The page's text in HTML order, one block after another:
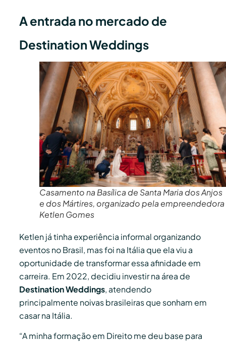
A entrada no mercado de
Destination Weddings
Casamento na Basílica de Santa Maria dos Anjos
e dos Mártires, organizado pela empreendedora
Ketlen Gomes
Ketlen já tinha experiência informal organizando
eventosno Brasil, mas foi na Itália que ela viu a
oportunidade de transformar essa afinidade em
carreira. Em 2022, decidiu investir na área de
Destination Weddings, atendendo
principalmente noivas brasileiras que sonham em
casar na Itália.
“A minha formação em Direito me deu base para